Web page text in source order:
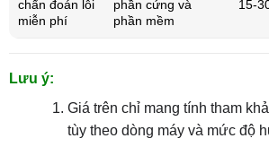
chẩn đoán lỗi
miễn phí
phần cứng và
phần mềm
15-
Lưu ý:
Giá trên chỉ mang tính tham
tùy theo dòng máy và mức độ